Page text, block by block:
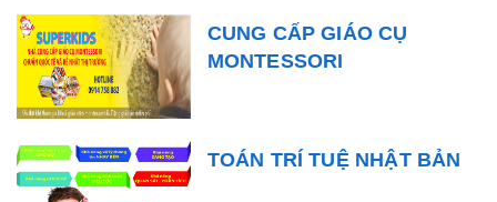
CUNG CẤP GIÁO CỤ
MONTESSORI
TOÁN TRÍ TUỆ NHẬT BẢN